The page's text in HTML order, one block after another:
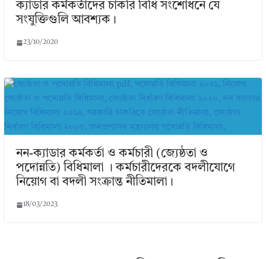
ক্যাডার কর্মকর্তাদের চাকরি বিধি সংশোধনে যে
সংযুক্তিগুলি আবশ্যক।
23/10/2020
নন-ক্যাডার কর্মকর্তা ও কর্মচারী (জ্যেষ্ঠতা ও
পদোন্নতি) বিধিমালা । কর্মচারীদেরকে বদলীযোগে
নিয়োগ বা বদলী সংক্রান্ত নীতিমালা।
18/03/2023